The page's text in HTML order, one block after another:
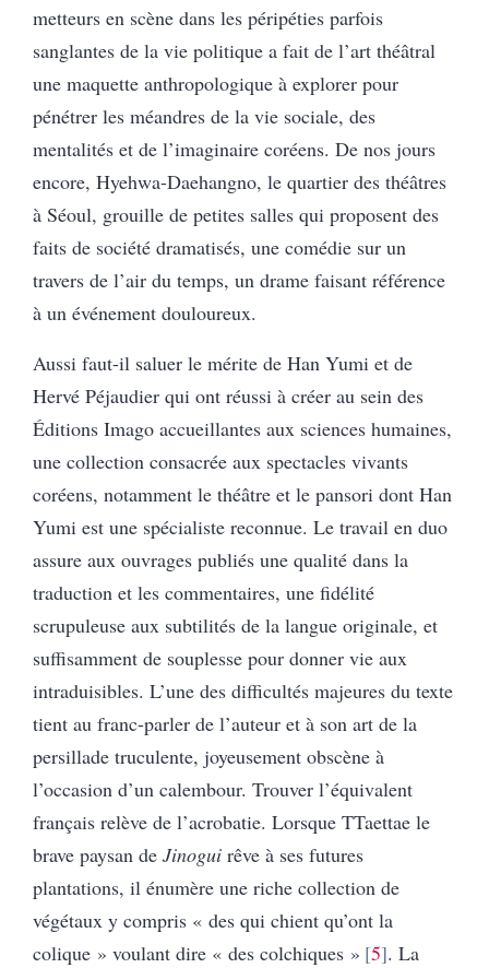
metteurs en scène dans les péripéties parfois
sanglantes de la vie politique a fait de l’art théâtral
une maquette anthropologique à explorer pour
pénétrer les méandres de la vie sociale, des
mentalités et de l’imaginaire coréens. De nos jours
encore, Hyehwa-Daehangno, le quartier des théâtres
à Séoul, grouille de petites salles qui proposent des
faits de société dramatisés, une comédie sur un
travers de l’air du temps, un drame faisant référence
à un événement douloureux.
Aussi faut-il saluer le mérite de Han Yumi et de
Hervé Péjaudier qui ont réussi à créer au sein des
Éditions Imago accueillantes aux sciences humaines,
une collection consacrée aux spectacles vivants
coréens, notamment le théâtre et le pansori dont Han
Yumi est une spécialiste reconnue. Le travail en duo
assure aux ouvrages publiés une qualité dans la
traduction et les commentaires, une fidélité
scrupuleuse aux subtilités de la langue originale, et
suffisamment de souplesse pour donner vie aux
intraduisibles. L’une des difficultés majeures du texte
tient au franc-parler de l’auteur et à son art de la
persillade truculente, joyeusement obscène à
l’occasion d’un calembour. Trouver l’équivalent
français relève de l’acrobatie. Lorsque TTaettae le
brave paysan de Jinogui rêve à ses futures
plantations, il énumère une riche collection de
végétaux y compris « des qui chient qu’ont la
colique » voulant dire « des colchiques » 5 . La